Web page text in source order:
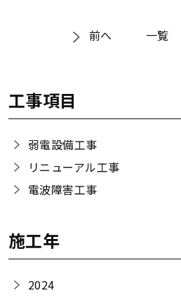
前へ 一覧
工事項目
弱電設備工事
リニューアル工事
電波障害工事
施工年
2024